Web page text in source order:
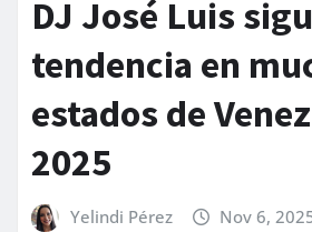
DJ José Luis
tendencia en
estados de
2025
Yelindi Pérez Nov 6,